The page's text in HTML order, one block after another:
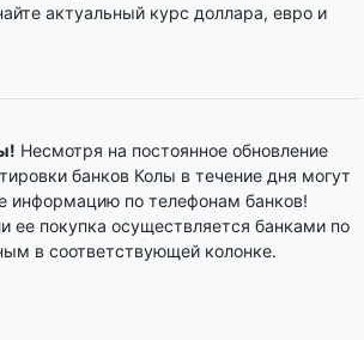
актуальный курс доллара, евро и
Несмотря на постоянное обновление
банков Колы в течение дня могут
информацию по телефонам банков!
ее покупка осуществляется банками по
в соответствующей колонке.